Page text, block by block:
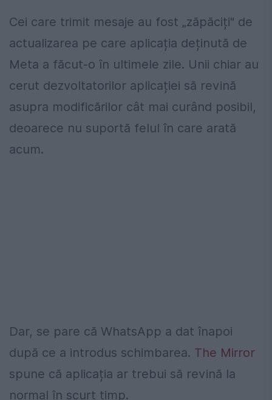
Cei care trimit mesaje au fost „zăpăciți" de
actualizarea pe care aplicația deținută de
Meta a făcut-o în ultimele zile. Unii chiar au
cerut dezvoltatorilor aplicației să revină
asupra modificărilor cât mai curând posibil,
deoarece nu suportă felul în care arată
acum.
Dar, se pare că WhatsApp a dat înapoi
după ce a introdus schimbarea. The Mirror
spune că aplicația ar trebui să revină la
normal în scurt timp.